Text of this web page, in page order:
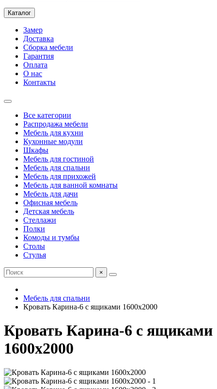
Каталог
Замер
Доставка
Сборка мебели
Гарантия
Оплата
О нас
Контакты
Все категории
Распродажа мебели
Мебель для кухни
Кухонные модули
Шкафы
Мебель для гостиной
Мебель для спальни
Мебель для прихожей
Мебель для ванной комнаты
Мебель для дачи
Офисная мебель
Детская мебель
Стеллажи
Полки
Комоды и тумбы
Столы
Стулья
×
Мебель для спальни
Кровать Карина-6 с ящиками 1600х2000
Кровать Карина-6 с ящиками
1600х2000